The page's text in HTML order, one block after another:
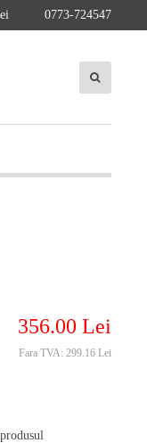
0773-724547
356.00 Lei
Fara TVA: 299.16 Lei